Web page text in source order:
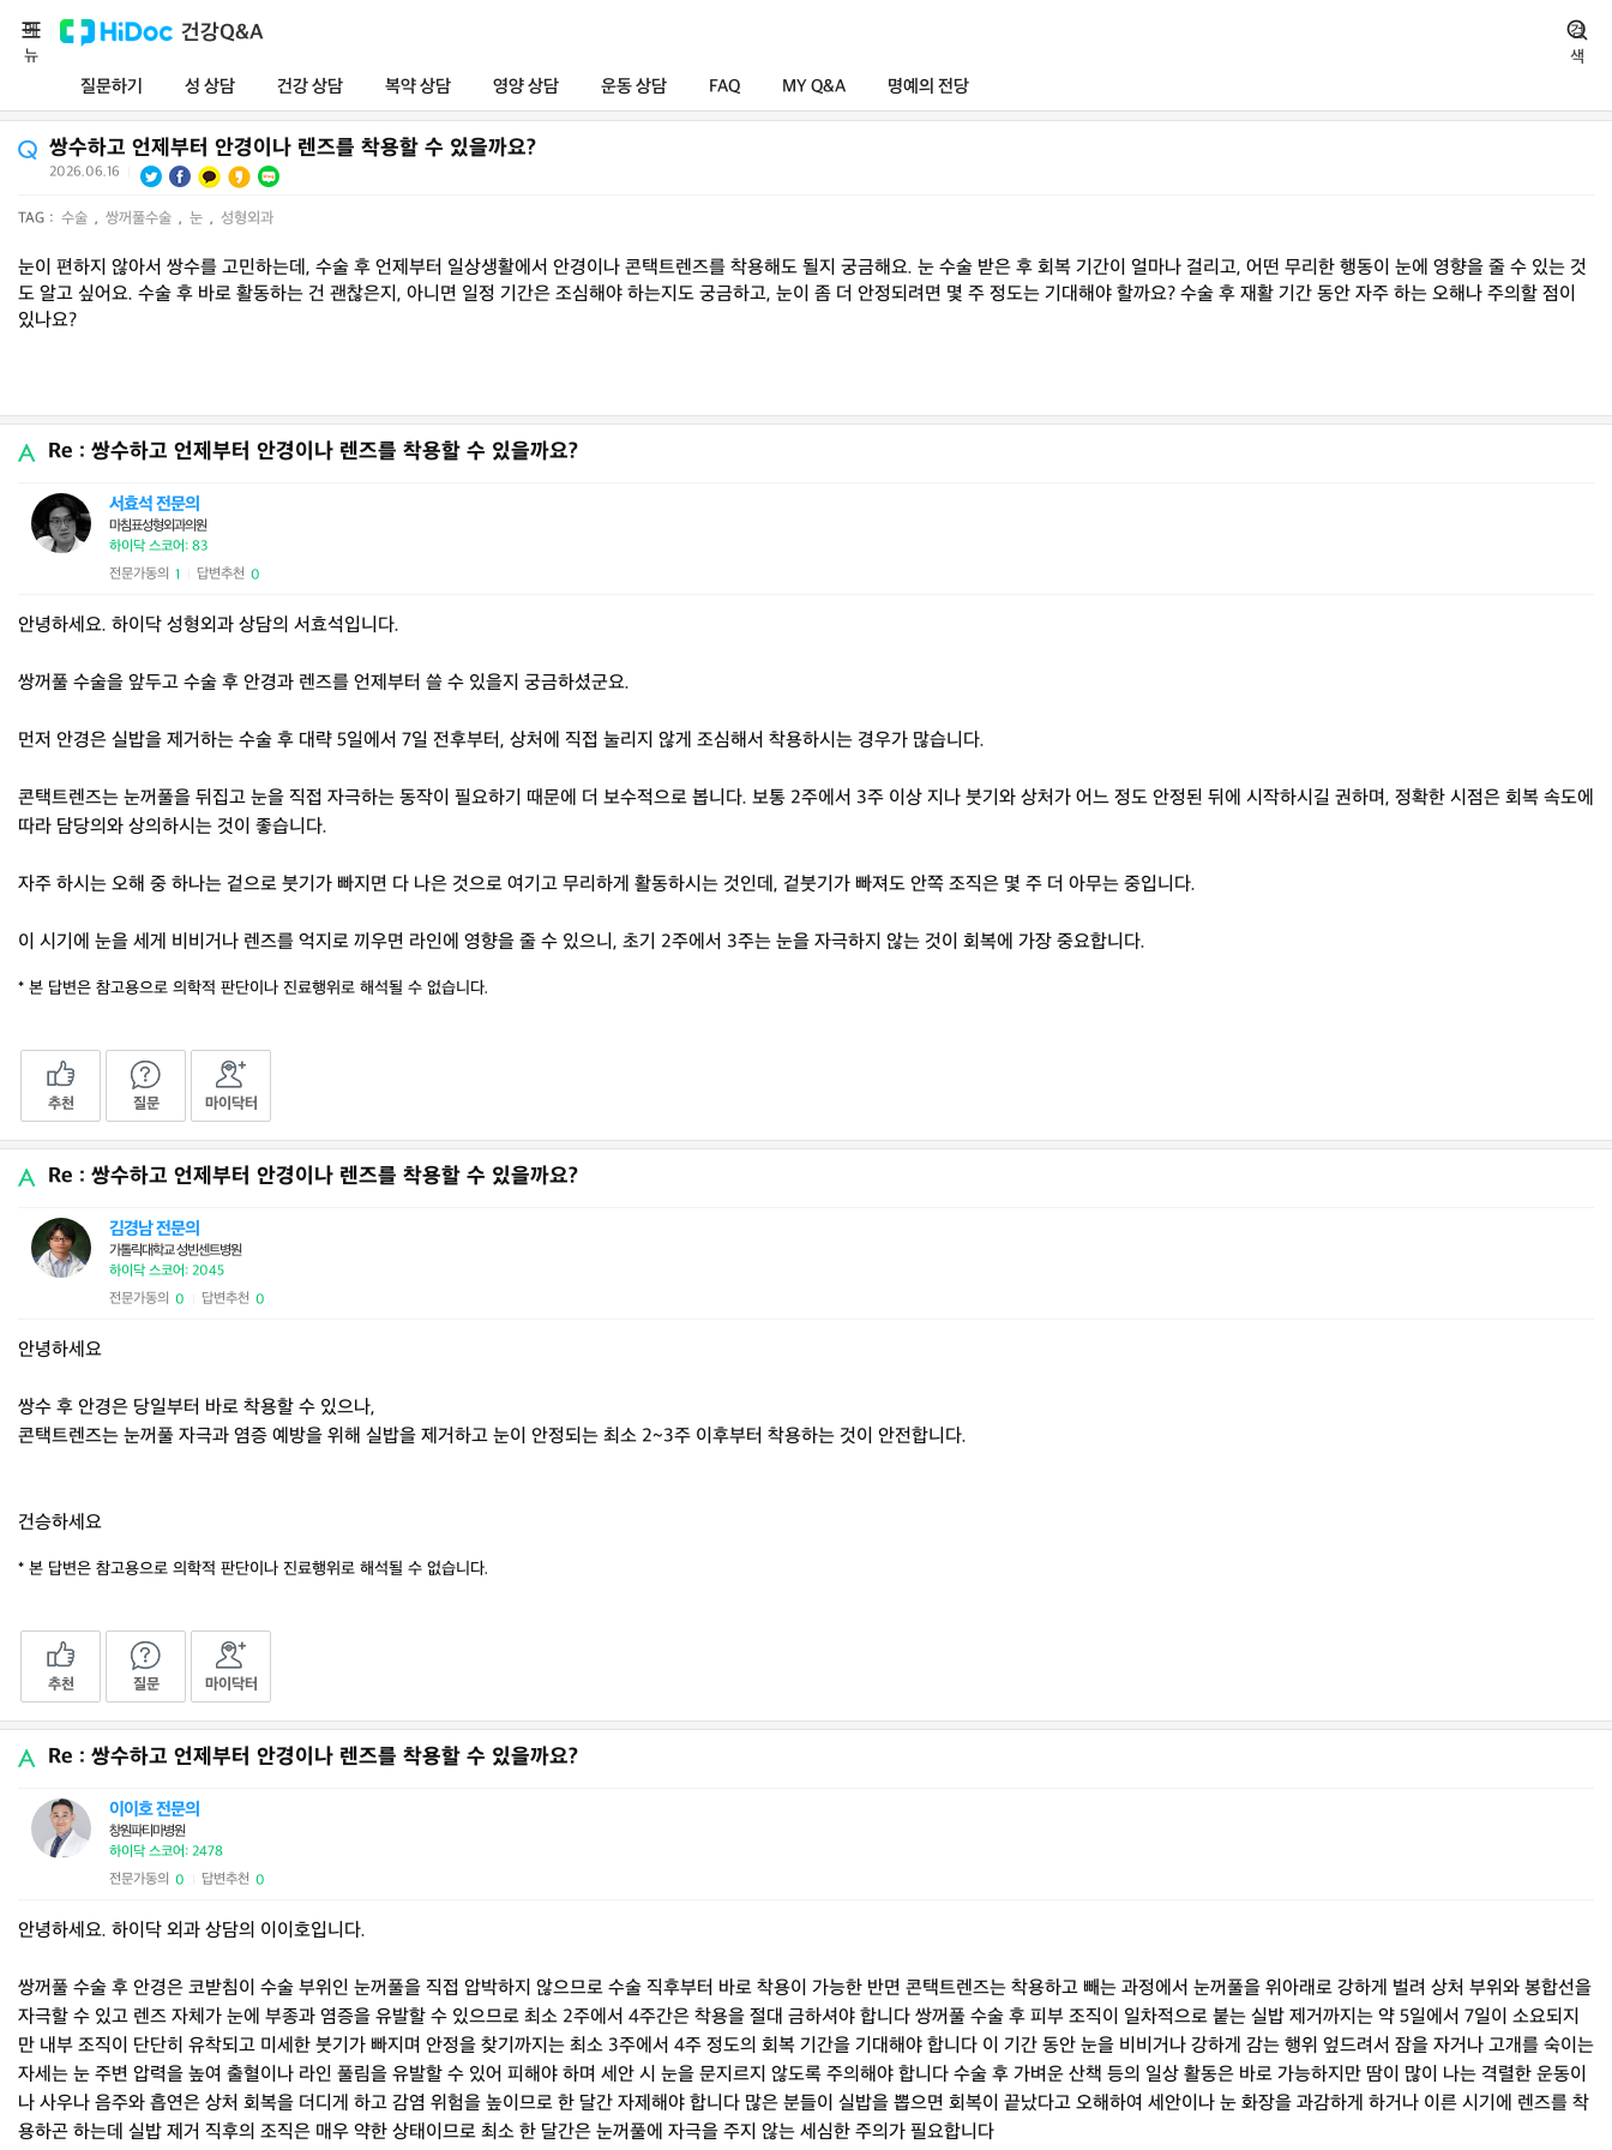
건강Q&A
질문하기 성 상담 건강 상담 복약 상담 영양 상담 운동 상담 FAQ MY Q&A 명예의 전당
메
뉴
검
색
쌍수하고 언제부터 안경이나 렌즈를 착용할 수 있을까요?
2026.06.16
TAG : 수술 , 쌍꺼풀수술 , 눈 , 성형외과
눈이 편하지 않아서 쌍수를 고민하는데, 수술 후 언제부터 일상생활에서 안경이나 콘택트렌즈를 착용해도 될지 궁금해요. 눈 수술 받은 후 회복 기간이 얼마나 걸리고, 어떤 무리한 행동이 눈에 영향을 줄 수 있는 것
도 알고 싶어요. 수술 후 바로 활동하는 건 괜찮은지, 아니면 일정 기간은 조심해야 하는지도 궁금하고, 눈이 좀 더 안정되려면 몇 주 정도는 기대해야 할까요? 수술 후 재활 기간 동안 자주 하는 오해나 주의할 점이
있나요?
Re : 쌍수하고 언제부터 안경이나 렌즈를 착용할 수 있을까요?
서효석 전문의
마침표성형외과의원
하이닥 스코어: 83
전문가동의 1 답변추천 0
안녕하세요. 하이닥 성형외과 상담의 서효석입니다.
쌍꺼풀 수술을 앞두고 수술 후 안경과 렌즈를 언제부터 쓸 수 있을지 궁금하셨군요.
먼저 안경은 실밥을 제거하는 수술 후 대략 5일에서 7일 전후부터, 상처에 직접 눌리지 않게 조심해서 착용하시는 경우가 많습니다.
콘택트렌즈는 눈꺼풀을 뒤집고 눈을 직접 자극하는 동작이 필요하기 때문에 더 보수적으로 봅니다. 보통 2주에서 3주 이상 지나 붓기와 상처가 어느 정도 안정된 뒤에 시작하시길 권하며, 정확한 시점은 회복 속도에
따라 담당의와 상의하시는 것이 좋습니다.
자주 하시는 오해 중 하나는 겉으로 붓기가 빠지면 다 나은 것으로 여기고 무리하게 활동하시는 것인데, 겉붓기가 빠져도 안쪽 조직은 몇 주 더 아무는 중입니다.
이 시기에 눈을 세게 비비거나 렌즈를 억지로 끼우면 라인에 영향을 줄 수 있으니, 초기 2주에서 3주는 눈을 자극하지 않는 것이 회복에 가장 중요합니다.
* 본 답변은 참고용으로 의학적 판단이나 진료행위로 해석될 수 없습니다.
추천 질문 마이닥터
Re : 쌍수하고 언제부터 안경이나 렌즈를 착용할 수 있을까요?
김경남 전문의
가톨릭대학교 성빈센트병원
하이닥 스코어: 2045
전문가동의 0 답변추천 0
안녕하세요
쌍수 후 안경은 당일부터 바로 착용할 수 있으나,
콘택트렌즈는 눈꺼풀 자극과 염증 예방을 위해 실밥을 제거하고 눈이 안정되는 최소 2~3주 이후부터 착용하는 것이 안전합니다.
건승하세요
* 본 답변은 참고용으로 의학적 판단이나 진료행위로 해석될 수 없습니다.
추천 질문 마이닥터
Re : 쌍수하고 언제부터 안경이나 렌즈를 착용할 수 있을까요?
이이호 전문의
창원파티마병원
하이닥 스코어: 2478
전문가동의 0 답변추천 0
안녕하세요. 하이닥 외과 상담의 이이호입니다.
쌍꺼풀 수술 후 안경은 코받침이 수술 부위인 눈꺼풀을 직접 압박하지 않으므로 수술 직후부터 바로 착용이 가능한 반면 콘택트렌즈는 착용하고 빼는 과정에서 눈꺼풀을 위아래로 강하게 벌려 상처 부위와 봉합선을
자극할 수 있고 렌즈 자체가 눈에 부종과 염증을 유발할 수 있으므로 최소 2주에서 4주간은 착용을 절대 금하셔야 합니다 쌍꺼풀 수술 후 피부 조직이 일차적으로 붙는 실밥 제거까지는 약 5일에서 7일이 소요되지
만 내부 조직이 단단히 유착되고 미세한 붓기가 빠지며 안정을 찾기까지는 최소 3주에서 4주 정도의 회복 기간을 기대해야 합니다 이 기간 동안 눈을 비비거나 강하게 감는 행위 엎드려서 잠을 자거나 고개를 숙이는
자세는 눈 주변 압력을 높여 출혈이나 라인 풀림을 유발할 수 있어 피해야 하며 세안 시 눈을 문지르지 않도록 주의해야 합니다 수술 후 가벼운 산책 등의 일상 활동은 바로 가능하지만 땀이 많이 나는 격렬한 운동이
나 사우나 음주와 흡연은 상처 회복을 더디게 하고 감염 위험을 높이므로 한 달간 자제해야 합니다 많은 분들이 실밥을 뽑으면 회복이 끝났다고 오해하여 세안이나 눈 화장을 과감하게 하거나 이른 시기에 렌즈를 착
용하곤 하는데 실밥 제거 직후의 조직은 매우 약한 상태이므로 최소 한 달간은 눈꺼풀에 자극을 주지 않는 세심한 주의가 필요합니다